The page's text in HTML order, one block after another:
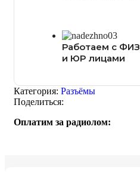
Работаем с ФИЗ
и ЮР лицами
Категория: Разъёмы
Поделиться:
Оплатим за радиолом: